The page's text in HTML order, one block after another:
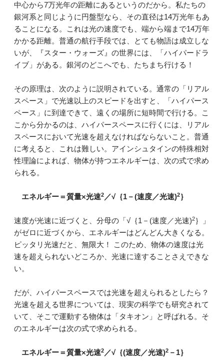
中心から7万光年の距離にあるというのだから。私たちの
銀河系と同じように円盤型なら、その直径は14万光年もあ
ることになる。これは光の速度でも、端から端まで14万年
かかる距離。普通の航行手段では、とても物語は成立しな
いが、『スター・ウォーズ』の世界には、「ハイパードラ
イブ」がある。銀河のどこへでも、たちまち行ける！
その原理は、次のように説明されている。通常の「リアル
スペース」で光速以上のスピードを出すと、「ハイパース
ペース」に到達できて、遠くの場所に短時間で行ける。こ
こから分かるのは、ハイパースペースに行くには、リアル
スペースにおいて光速を超えなければならないこと。普通
に考えると、これは難しい。アインシュタインの特殊相対
性理論によれば、物体が持つエネルギーは、次の式で求め
られる。
エネルギー＝質量×光速2／√｛1－(速度／光速)2｝
速度が光速に近づくと、分母の「√｛1－(速度／光速)2｝」
がゼロに近づくから、エネルギーはどんどん大きくなる。
ピッタリ光速だと、無限大！ このため、物体の速度は光
速を超えられないどころか、光速に達することさえできな
い。
だが、ハイパースペースでは光速を超えられるとしたら？
光速を超える世界については、現実の科学でも研究されて
いて、そこで運動する物体は「タキオン」と呼ばれる。そ
のエネルギーは次の式で求められる。
エネルギー＝質量×光速2／√｛(速度／光速)2 －1｝